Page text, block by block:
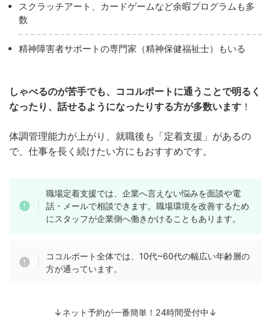
スクラッチアート、カードゲームなど余暇プログラムも多
数
精神障害者サポートの専門家（精神保健福祉士）もいる
しゃべるのが苦手でも、ココルポートに通うことで明るく
なったり、話せるようになったりする方が多数います ！
体調管理能力が上がり、就職後も「定着支援」があるの
で、仕事を長く続けたい方にもおすすめです。
職場定着支援では、企業へ言えない悩みを面談や電
話・メールで相談できます。職場環境を改善するため
にスタッフが企業側へ働きかけることもあります。
ココルポート全体では、10代~60代の幅広い年齢層の
方が通っています。
↓ネット予約が一番簡単！24時間受付中↓